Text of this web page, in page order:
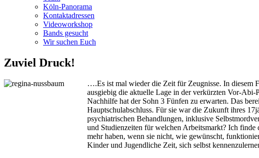
Köln-Panorama
Kontaktadressen
Videoworkshop
Bands gesucht
Wir suchen Euch
Zuviel Druck!
….Es ist mal wieder die Zeit für Zeugnisse. In diesem
ausgiebig die aktuelle Lage in der verkürzten Vor-
Nachhilfe hat der Sohn 3 Fünfen zu erwarten. Das
Hauptschulabschluss. Für sie war die Zukunft ihres
psychiatrischen Behandlungen, inklusive
und Studienzeiten für welchen Arbeitsmarkt? Ich
mehr haben, wenn sie nicht, wie gewünscht,
Kinder und Jugendliche Zeit, sich selbst